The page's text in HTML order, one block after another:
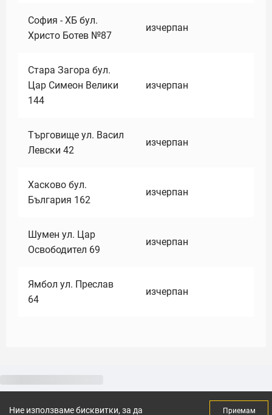
София - ХБ бул.
Христо Ботев №87
изчерпан
Стара Загора бул.
Цар Симеон Велики
144
изчерпан
Търговище ул. Васил
Левски 42
изчерпан
Хасково бул.
България 162
изчерпан
Шумен ул. Цар
Освободител 69
изчерпан
Ямбол ул. Преслав
64
изчерпан
Ние използваме бисквитки, за да Приемам